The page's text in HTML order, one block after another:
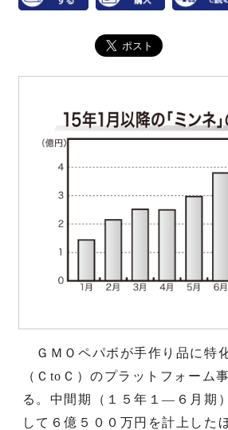
ＧＭＯペパボが手作り品に特
（ＣtoＣ）のプラットフォーム
る。中間期（１５年１―６月期
して６億５００万円を計上した